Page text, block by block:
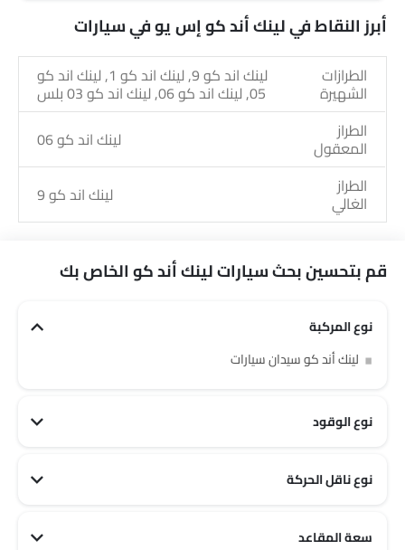
أبرز النقاط في لينك أند كو إس يو في سيارات
الطرازات
الشهيرة
لينك اند كو 9, لينك اند كو 1, لينك اند كو
05, لينك اند كو 06, لينك اند كو 03 بلس
الطراز
المعقول
لينك اند كو 06
الطراز
الغالي لينك اند كو 9
قم بتحسين بحث سيارات لينك أند كو الخاص بك
نوع المركبة
لينك أند كو سيدان سيارات
نوع الوقود
نوع ناقل الحركة
سعة المقاعد